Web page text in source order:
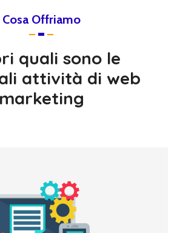
Cosa Offriamo
quali sono le
attività di web
marketing